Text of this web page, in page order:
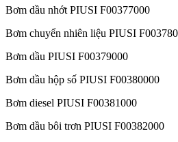
Bơm dầu nhớt PIUSI F00377000
Bơm chuyển nhiên liệu PIUSI
Bơm dầu PIUSI F00379000
Bơm dầu hộp số PIUSI F00380000
Bơm diesel PIUSI F00381000
Bơm dầu bôi trơn PIUSI F00382000